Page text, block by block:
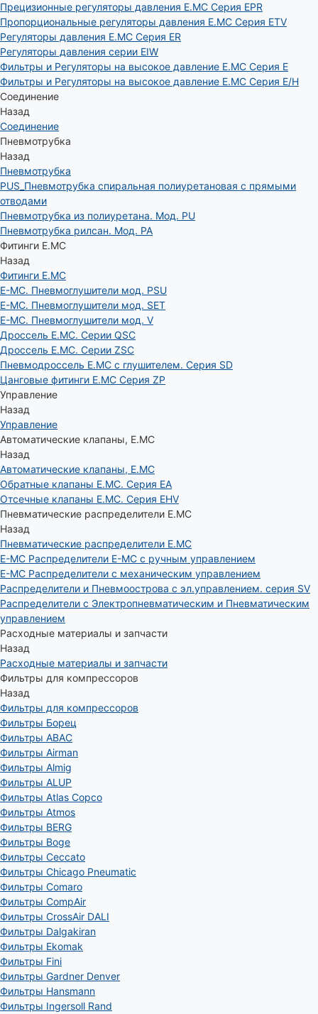
Прецизионные регуляторы давления E.MC Серия EPR
Пропорциональные регуляторы давления E.MC Серия ETV
Регуляторы давления E.MC Серия ER
Регуляторы давления серии EIW
Фильтры и Регуляторы на высокое давление E.MC Серия E
Фильтры и Регуляторы на высокое давление E.MC Серия E/H
Соединение
Назад
Соединение
Пневмотрубка
Назад
Пневмотрубка
PUS_Пневмотрубка спиральная полиуретановая с прямыми
отводами
Пневмотрубка из полиуретана. Мод. РU
Пневмотрубка рилсан. Мод. PA
Фитинги E.MC
Назад
Фитинги E.MC
E-MC. Пневмоглушители мод. PSU
E-MC. Пневмоглушители мод. SET
E-MC. Пневмоглушители мод. V
Дроссель E.MC. Серии QSC
Дроссель E.MC. Серии ZSC
Пневмодроссель E.MC с глушителем. Серия SD
Цанговые фитинги E.MC Серия ZP
Управление
Назад
Управление
Автоматические клапаны, Е.МС
Назад
Автоматические клапаны, Е.МС
Обратные клапаны E.MC. Серия EA
Отсечные клапаны E.MC. Серия EHV
Пневматические распределители E.MC
Назад
Пневматические распределители E.MC
E-MC Распределители E-MC с ручным управлением
E-MC Распределители с механическим управлением
Распределители и Пневмоострова с эл.управлением. серия SV
Распределители с Электропневматическим и Пневматическим
управлением
Расходные материалы и запчасти
Назад
Расходные материалы и запчасти
Фильтры для компрессоров
Назад
Фильтры для компрессоров
Фильтры Борец
Фильтры ABAC
Фильтры Airman
Фильтры Almig
Фильтры ALUP
Фильтры Atlas Copco
Фильтры Atmos
Фильтры BERG
Фильтры Boge
Фильтры Ceccato
Фильтры Chicago Pneumatic
Фильтры Comaro
Фильтры CompAir
Фильтры CrossAir DALI
Фильтры Dalgakiran
Фильтры Ekomak
Фильтры Fini
Фильтры Gardner Denver
Фильтры Hansmann
Фильтры Ingersoll Rand